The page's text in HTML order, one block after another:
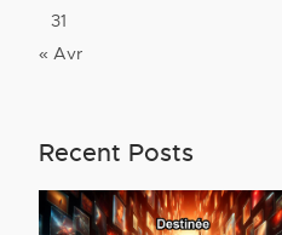
31
« Avr
Recent Posts